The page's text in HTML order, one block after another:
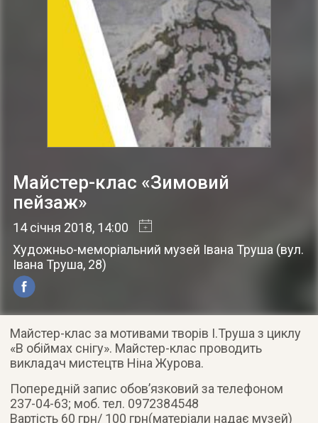
Майстер-клас «Зимовий
пейзаж»
14 січня 2018, 14:00
Художньо-меморіальний музей Івана Труша (вул.
Івана Труша, 28)
Майстер-клас за мотивами творів І.Труша з циклу
«В обіймах снігу». Майстер-клас проводить
викладач мистецтв Ніна Журова.
Попередній запис обов’язковий за телефоном
237-04-63; моб. тел. 0972384548
Вартість 60 грн/ 100 грн(матеріали надає музей)